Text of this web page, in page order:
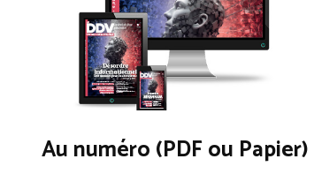
Au numéro (PDF ou Papier)